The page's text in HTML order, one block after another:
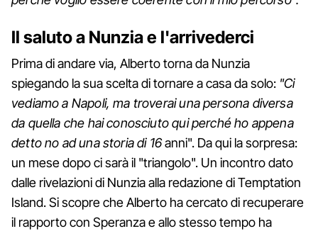
Il saluto a Nunzia e l'arrivederci
Prima di andare via, Alberto torna da Nunzia
spiegando la sua scelta di tornare a casa da solo: "Ci
vediamo a Napoli, ma troverai una persona diversa
da quella che hai conosciuto qui perché ho appena
detto no ad una storia di 16anni". Da qui la sorpresa:
un mese dopo ci sarà il "triangolo". Un incontro dato
dalle rivelazioni di Nunzia alla redazione di Temptation
Island. Si scopre che Alberto ha cercato di recuperare
il rapporto con Speranza e allo stesso tempo ha